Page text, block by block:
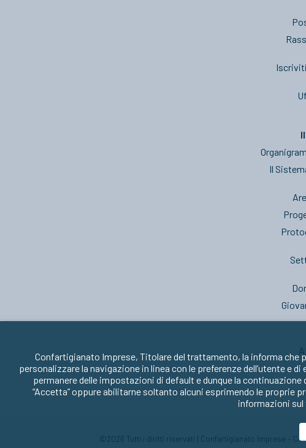
Il
©2026 Tutti i diritti riservati | Confartigianato Imprese –
Confartigianato Imprese, Titolare del trattamento, la informa
personalizzare la navigazione in linea con le preferenze dell’utente e
permanere delle impostazioni di default e dunque la
“Accetta” oppure abilitarne soltanto alcuni esprimendo le proprie
informazioni